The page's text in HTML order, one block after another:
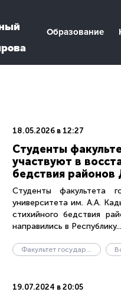
Образование
18.05.2026 в 12:27
Студенты
участвуют в
бедствия районов
Студенты факультета
университета им. А.А.
стихийного бедствия
направились в Республику...
Факультет государственного управления
19.07.2024 в 20:05